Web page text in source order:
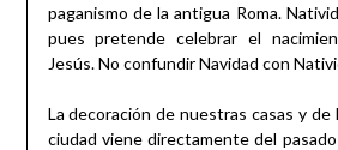
paganismo de la antigua Roma.
pues pretende celebrar el
Jesús. No confundir Navidad con
La decoración de nuestras casas y de
ciudad viene directamente del